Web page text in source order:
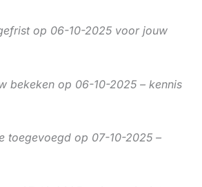
op 06-10-2025 voor jouw
bekeken op 06-10-2025 – kennis
toegevoegd op 07-10-2025 –